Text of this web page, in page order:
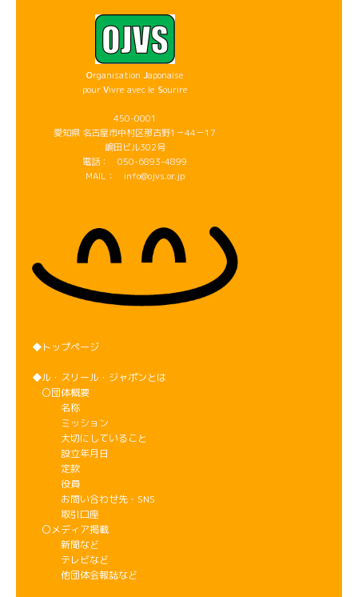
OrganisationJaponaise
pourVivre avec le Sourire
450-0001
愛知県 名古屋市中村区那古野1－44－17
嶋田ビル302号
電話： 050-6893-4899
MAIL： info@ojvs.or.jp
◆トップページ
◆ル・スリール・ジャポンとは
〇団体概要
名称
ミッション
大切にしていること
設立年月日
定款
役員
お問い合わせ先・SNS
取引口座
〇メディア掲載
新聞など
テレビなど
他団体会報誌など